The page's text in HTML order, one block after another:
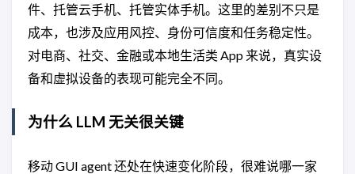
件、托管云手机、托管实体手机。这里的差别不只是
成本，也涉及应用风控、身份可信度和任务稳定性。
对电商、社交、金融或本地生活类 App 来说，真实设
备和虚拟设备的表现可能完全不同。
为什么 LLM 无关很关键
移动 GUI agent 还处在快速变化阶段，很难说哪一家